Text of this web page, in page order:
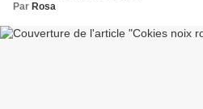
Par Rosa